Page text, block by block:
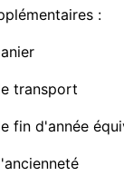
:
transport
fin d'année